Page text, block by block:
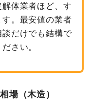
体業者ほど、す
。最安値の業者
だけでも結構で
さい。
場（木造）